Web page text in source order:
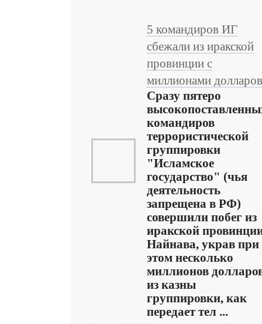
5 командиров ИГ
сбежали из иракской
провинции с
миллионами долларов
Сразу пятеро
командиров
террористической
группировки
"Исламское
государство" (чья
деятельность
запрещена в РФ)
совершили побег из
иракской
Найнава, украв при
этом несколько
миллионов
из казны
группировки, как
передает тел ...